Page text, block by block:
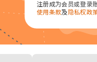
注册成为会员或登录
使用条款及隐私权政